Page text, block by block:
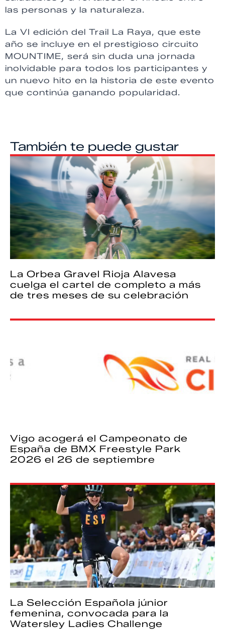
las personas y la naturaleza.
La VI edición del Trail La Raya, que este
año se incluye en el prestigioso circuito
MOUNTIME, será sin duda una jornada
inolvidable para todos los participantes y
un nuevo hito en la historia de este evento
que continúa ganando popularidad.
También te puede gustar
La Orbea Gravel Rioja Alavesa
cuelga el cartel de completo a más
de tres meses de su celebración
Vigo acogerá el Campeonato de
España de BMX Freestyle Park
2026 el 26 de septiembre
La Selección Española júnior
femenina, convocada para la
Watersley Ladies Challenge